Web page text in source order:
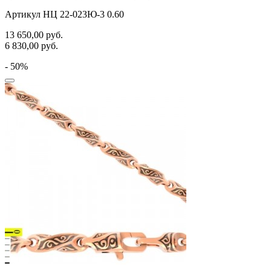
Артикул НЦ 22-023Ю-3 0.60
13 650,00 руб.
6 830,00 руб.
- 50%